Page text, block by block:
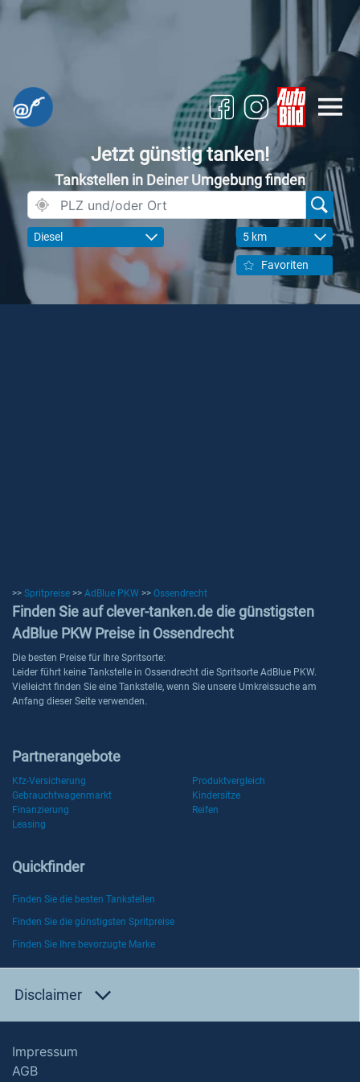
Jetzt günstig tanken!
Tankstellen in Deiner Umgebung finden
Diesel 5 km
Favoriten
>> Spritpreise >> AdBlue PKW >> Ossendrecht
Finden Sie auf clever-tanken.de die günstigsten
AdBlue PKW Preise in Ossendrecht
Die besten Preise für Ihre Spritsorte:
Leider führt keine Tankstelle in Ossendrecht die Spritsorte AdBlue PKW.
Vielleicht finden Sie eine Tankstelle, wenn Sie unsere Umkreissuche am
Anfang dieser Seite verwenden.
Partnerangebote
Kfz-Versicherung
Produktvergleich
Gebrauchtwagenmarkt
Kindersitze
Finanzierung
Reifen
Leasing
Quickfinder
Finden Sie die besten Tankstellen
Finden Sie die günstigsten Spritpreise
Finden Sie Ihre bevorzugte Marke
Disclaimer
Impressum
AGB